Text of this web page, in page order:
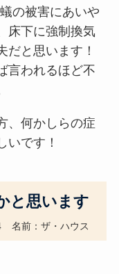
の被害にあいや
床下に強制換気
だと思います！
言われるほど不
、何かしらの症
いです！
と思います
名前：ザ・ハウス